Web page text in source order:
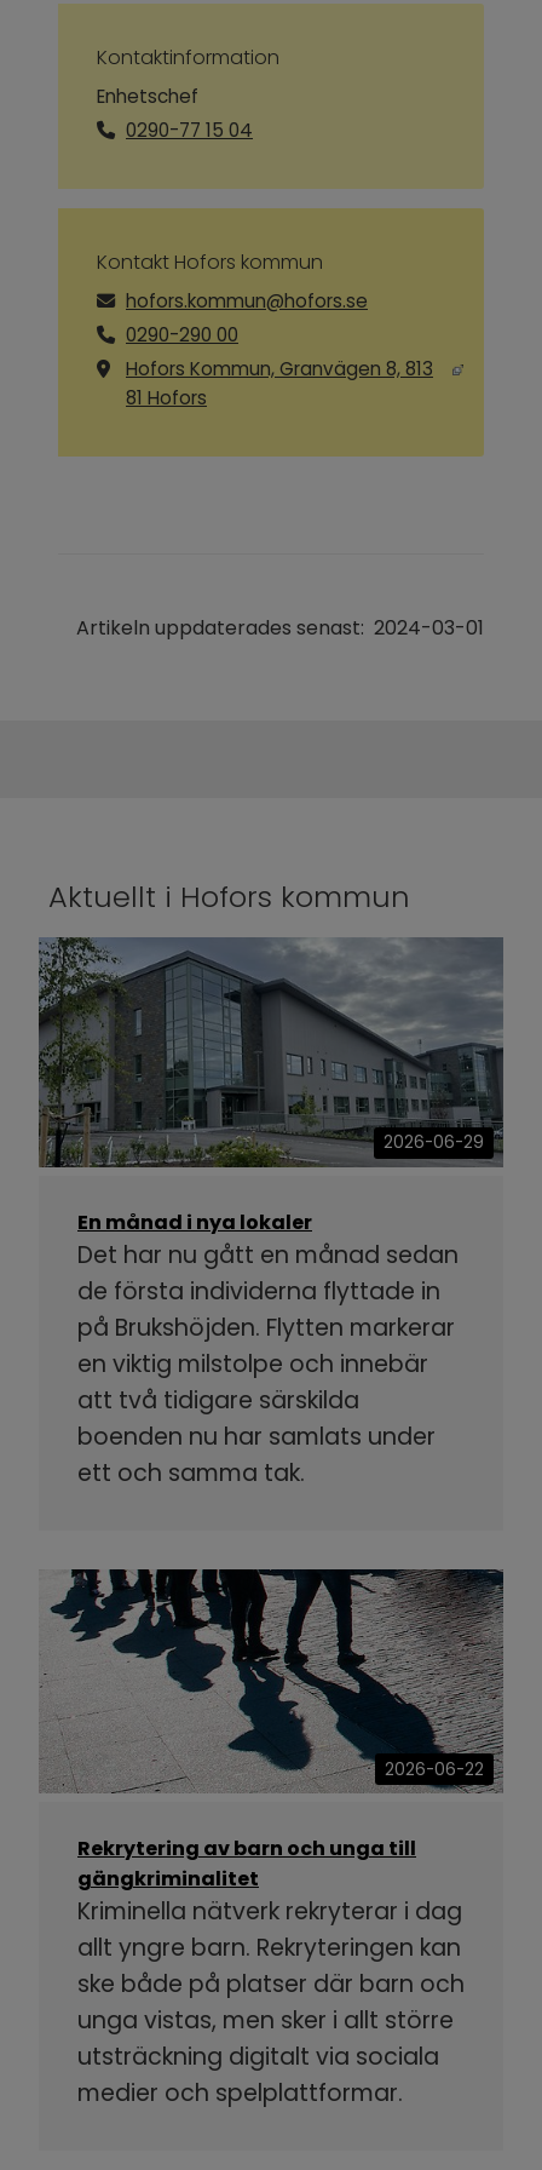
Kontaktinformation
Enhetschef
0290-77 15 04
Kontakt Hofors kommun
hofors.kommun@hofors.se
0290-290 00
Hofors Kommun, Granvägen 8, 813
81 Hofors
Artikeln uppdaterades senast: 2024-03-01
Aktuellt i Hofors kommun
2026-06-29
En månad i nya lokaler
Det har nu gått en månad sedan
de första individerna flyttade in
på Brukshöjden. Flytten markerar
en viktig milstolpe och innebär
att två tidigare särskilda
boenden nu har samlats under
ett och samma tak.
2026-06-22
Rekrytering av barn och unga till
gängkriminalitet
Kriminella nätverk rekryterar i dag
allt yngre barn. Rekryteringen kan
ske både på platser där barn och
unga vistas, men sker i allt större
utsträckning digitalt via sociala
medier och spelplattformar.